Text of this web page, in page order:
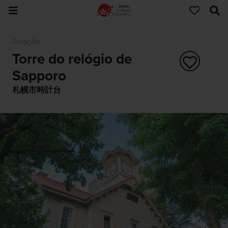
Torre do relógio de
Sapporo
札幌市時計台